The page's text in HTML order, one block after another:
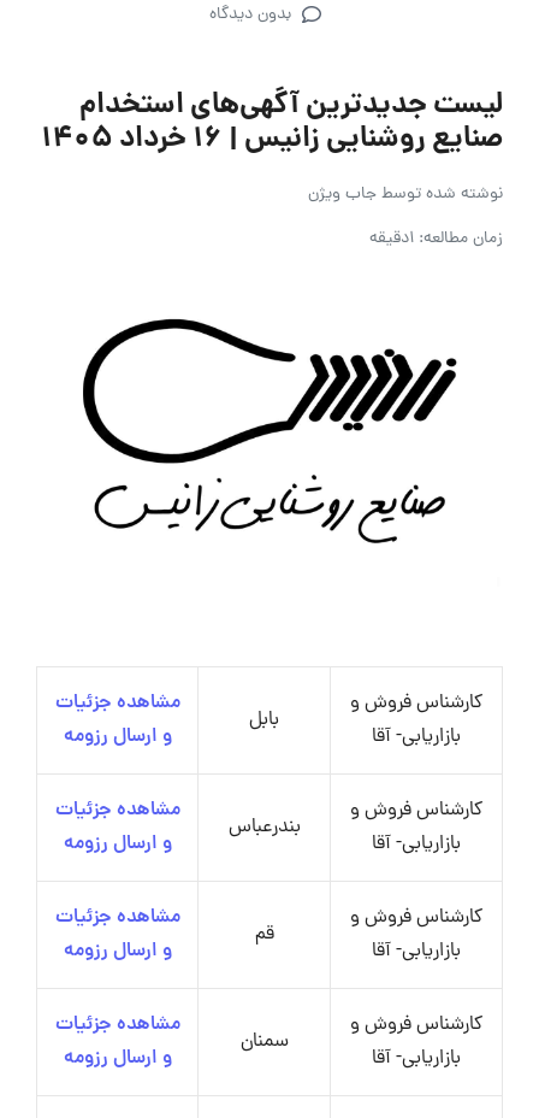
بدون دیدگاه
لیست جدیدترین آگهی‌های استخدام
صنایع روشنایی زانیس | ۱۶ خرداد ۱۴۰۵
نوشته شده توسطجاب ویژن
زمان مطالعه: 1دقیقه
کارشناس فروش و
بازاریابی- آقا
بابل
مشاهده جزئیات
و ارسال رزومه
کارشناس فروش و
بازاریابی- آقا
بندرعباس
مشاهده جزئیات
و ارسال رزومه
کارشناس فروش و
بازاریابی- آقا
قم
مشاهده جزئیات
و ارسال رزومه
کارشناس فروش و
بازاریابی- آقا
سمنان
مشاهده جزئیات
و ارسال رزومه